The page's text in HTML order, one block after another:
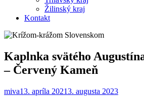
Žilinský kraj
Kontakt
Kaplnka svätého
– Červený Kameň
miva13. apríla 20213. augusta 2023